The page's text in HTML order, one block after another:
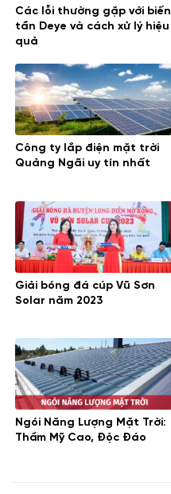
lượng mặt trời điện nlmt
Các lỗi thường gặp với biến
tần Deye và cách xử lý hiệu
quả
Công ty lắp điện mặt trời
Quảng Ngãi uy tín nhất
Giải bóng đá cúp Vũ Sơn
Solar năm 2023
Ngói Năng Lượng Mặt Trời:
Thẩm Mỹ Cao, Độc Đáo